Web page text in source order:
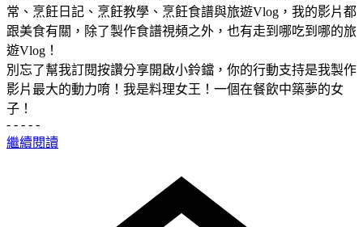
常、烹飪日記、烹飪教學、烹飪食譜與旅遊Vlog，我的影片都
跟美食有關，除了製作食譜視頻之外，也有走到哪吃到哪的旅
遊Vlog！
別忘了幫我訂閱按讚分享開啟小鈴鐺，你的行動支持是我製作
影片最大的動力唷！我是料理女王！一個在餐飲中築夢的女
子！
- - - - -
繼續閱讀